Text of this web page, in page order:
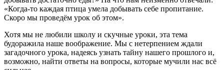
«Когда-то каждая птица умела добывать себе пропитание.
Скоро мы проведём урок об этом».
Хотя мы не любили школу и скучные уроки, эта тема
будоражила наше воображение. Мы с нетерпением ждали
загадочного урока, надеясь узнать тайну нашего прошлого и,
возможно, найти ответы на вопросы, которые мучили нас всё